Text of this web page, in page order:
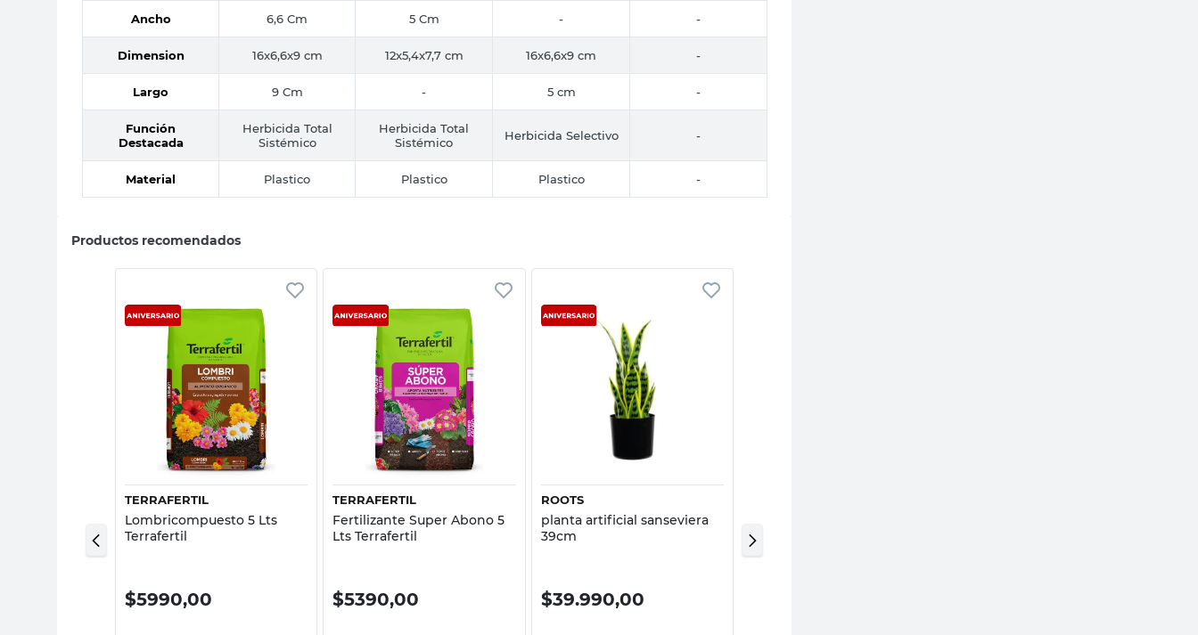
Ancho 6,6 Cm 5 Cm - -
Dimension 16x6,6x9 cm 12x5,4x7,7 cm 16x6,6x9 cm -
Largo 9 Cm - 5 cm -
Función
Destacada
Herbicida Total
Sistémico
Herbicida Total
Sistémico
Herbicida Selectivo -
Material Plastico Plastico Plastico -
Productos recomendados
Vista rápida
TERRAFERTIL
Lombricompuesto 5 Lts
Terrafertil
$5990,00
Vista rápida
TERRAFERTIL
Fertilizante Super Abono 5
Lts Terrafertil
$5390,00
Vista rápida
ROOTS
planta artificial sanseviera
39cm
$39.990,00
Birke